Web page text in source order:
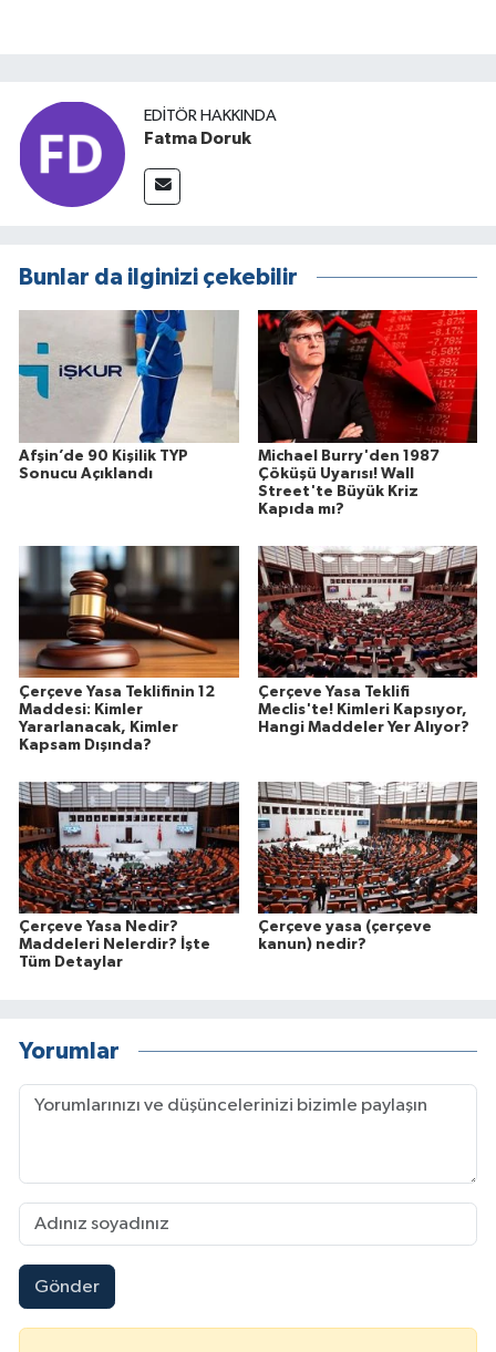
EDITÖR HAKKINDA
Fatma Doruk
Bunlar da ilginizi çekebilir
Afşin’de 90 Kişilik TYP
Sonucu Açıklandı
Michael Burry'den 1987
Çöküşü Uyarısı! Wall
Street'te Büyük Kriz
Kapıda mı?
Çerçeve Yasa Teklifinin 12
Maddesi: Kimler
Yararlanacak, Kimler
Kapsam Dışında?
Çerçeve Yasa Teklifi
Meclis'te! Kimleri Kapsıyor,
Hangi Maddeler Yer Alıyor?
Çerçeve Yasa Nedir?
Maddeleri Nelerdir? İşte
Tüm Detaylar
Çerçeve yasa (çerçeve
kanun) nedir?
Yorumlar
Gönder